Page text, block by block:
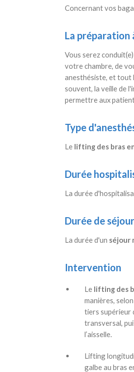
Concernant vos
La
Vous serez
votre chambre, de
anesthésiste, et tout
souvent, la veille de
permettre aux
Type
Le lifting des bras
Durée
La durée
Durée de
La durée d'un séjour
Intervention
Le lifting des
manières,
tiers supérieur
transversal,
l’aisselle.
Lifting
galbe au bras